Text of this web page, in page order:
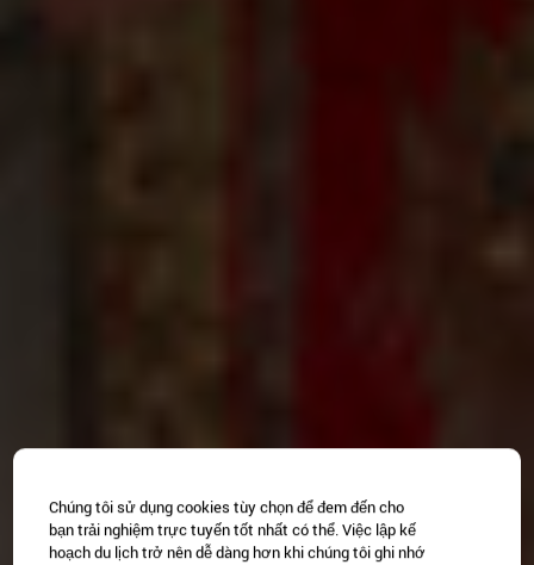
Chúng tôi sử dụng cookies tùy chọn để đem đến cho
bạn trải nghiệm trực tuyến tốt nhất có thể. Việc lập kế
hoạch du lịch trở nên dễ dàng hơn khi chúng tôi ghi nhớ